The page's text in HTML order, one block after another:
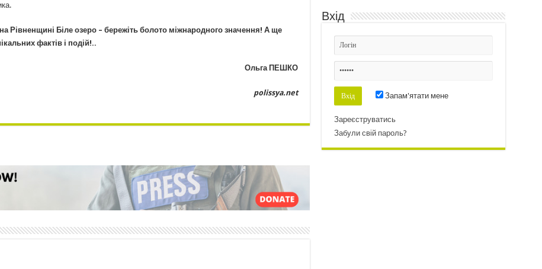
Рівненщині Біле озеро – бережіть болото міжнародного значення! А ще
фактів і подій!..
Ольга ПЕШКО
polissya.net
Вхід
Запам'ятати мене
Зареєструватись
Забули свій пароль?